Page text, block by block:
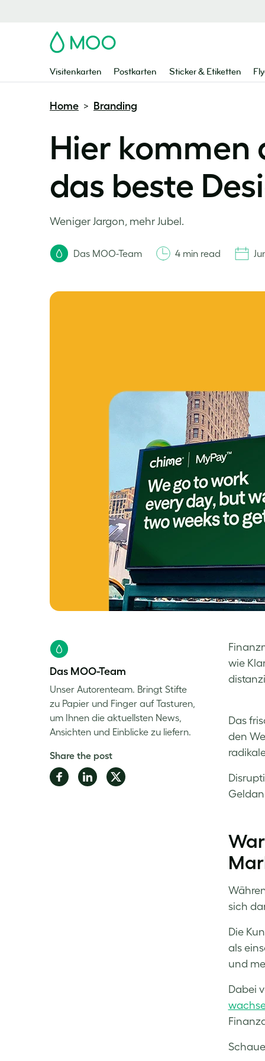
MOO
Visitenkarten Postkarten Sticker & Etiketten
Home > Branding
Hier kommen
das beste
Weniger Jargon, mehr Jubel.
Das MOO-Team 4 min read
wie
Das
den
sich
Die
als
und
Dabei
Das MOO-Team
Unser Autorenteam. Bringt Stifte
zu Papier und Finger auf Tasturen,
um Ihnen die aktuellsten News,
Ansichten und Einblicke zu liefern.
Share the post
Share Share Share